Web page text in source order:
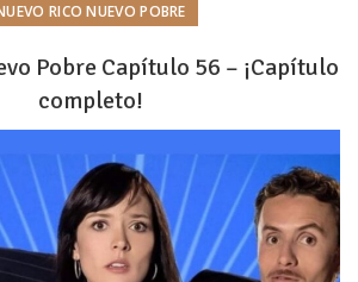
RICO NUEVO POBRE
Pobre Capítulo 56 – ¡Capítulo
completo!